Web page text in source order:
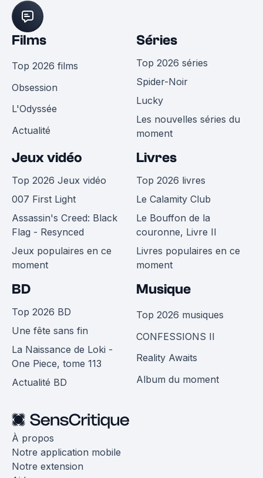
Films
Top 2026 films
Obsession
L'Odyssée
Actualité
Séries
Top 2026 séries
Spider-Noir
Lucky
Les nouvelles séries du
moment
Jeux vidéo
Top 2026 Jeux vidéo
007 First Light
Assassin's Creed: Black
Flag - Resynced
Jeux populaires en ce
moment
Livres
Top 2026 livres
Le Calamity Club
Le Bouffon de la
couronne, Livre II
Livres populaires en ce
moment
BD
Top 2026 BD
Une fête sans fin
La Naissance de Loki -
One Piece, tome 113
Actualité BD
Musique
Top 2026 musiques
CONFESSIONS II
Reality Awaits
Album du moment
À propos
Notre application mobile
Notre extension